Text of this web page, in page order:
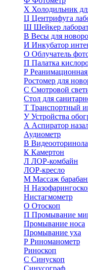
Х Холодильник
Ц Центрифуга
Ш Шейкер
В Весы для
И Инкубатор
О Облучатель
П Палатка
Р
Ростомер для
С Смотровой
Стол для
Т Транспортный
УУстройства
А Аспиратор
Аудиометр
В
К Камертон
Л ЛОР-комбайн
ЛОР-кресло
М Массаж
Н
Нистагмометр
О Отоскоп
П Промывание
Промывание носа
Промывание уха
Р Риноманометр
Риноскоп
С Синускоп
Синусограф